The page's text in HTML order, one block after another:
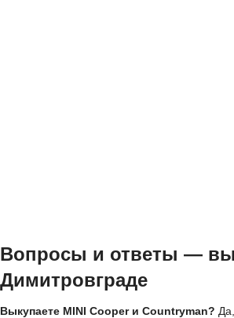
Вопросы и ответы —
Димитровграде
Выкупаете MINI Cooper и Countryman?